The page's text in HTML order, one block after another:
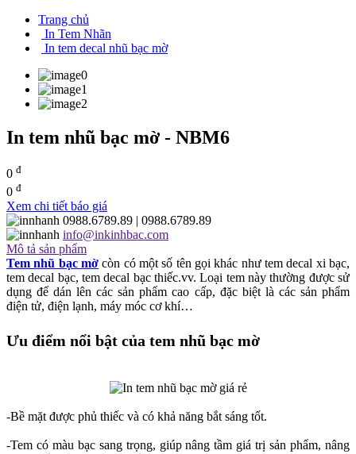
Trang chủ
In Tem Nhãn
In tem decal nhũ bạc mờ
In tem nhũ bạc mờ - NBM6
0 đ
0 đ
Xem chi tiết báo giá
0988.6789.89 | 0988.6789.89
info@inkinhbac.com
Mô tả sản phẩm
Tem nhũ bạc mờ còn có một số tên gọi khác như tem decal xi bạc,
tem decal bạc, tem decal bạc thiếc.vv. Loại tem này thường được sử
dụng để dán lên các sản phẩm cao cấp, đặc biệt là các sản phẩm
điện tử, điện lạnh, máy móc cơ khí…
Ưu điểm nổi bật của tem nhũ bạc mờ
-Bề mặt được phủ thiếc và có khả năng bắt sáng tốt.
-Tem có màu bạc sang trọng, giúp nâng tầm giá trị sản phẩm, nâng